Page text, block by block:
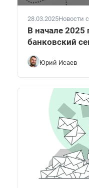
28.03.2025Новости
В начале 2025
банковский
Юрий Исаев